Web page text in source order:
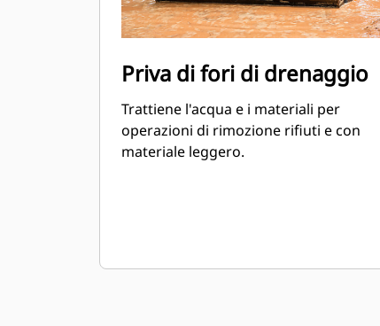
Priva di fori di drenaggio
Trattiene l'acqua e i materiali per
operazioni di rimozione rifiuti e con
materiale leggero.